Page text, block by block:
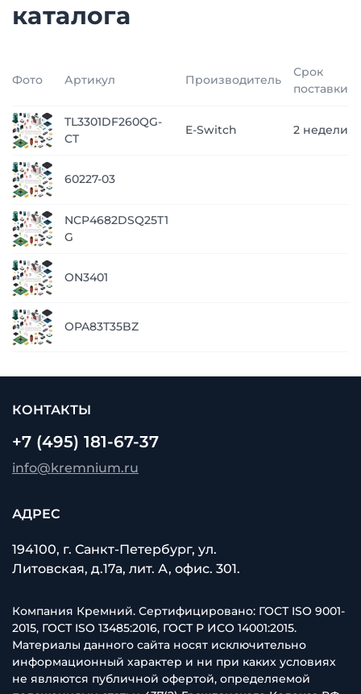
каталога
Фото Артикул Производитель
Срок
поставки
TL3301DF260QG-
CT
E-Switch 2 недели
60227-03
NCP4682DSQ25T1
G
ON3401
OPA83T35BZ
КОНТАКТЫ
+7 (495) 181-67-37
info@kremnium.ru
АДРЕС
194100, г. Санкт-Петербург, ул.
Литовская, д.17а, лит. А, офис. 301.
Компания Кремний. Сертифицировано: ГОСТ ISO 9001-
2015, ГОСТ ISO 13485:2016, ГОСТ Р ИСО 14001:2015.
Материалы данного сайта носят исключительно
информационный характер и ни при каких условиях
не являются публичной офертой, определяемой